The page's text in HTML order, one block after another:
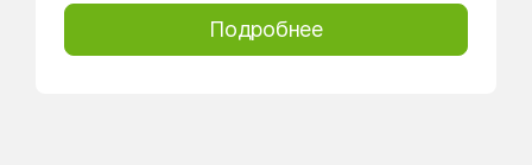
Подробнее